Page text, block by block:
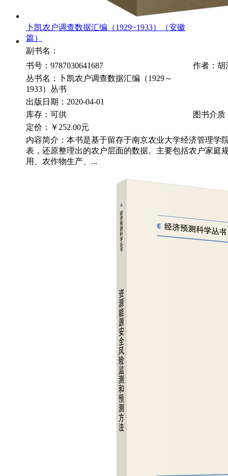
卜凯农户调查数据汇编（1929~1933）（安徽
篇）
副书名：
书号：9787030641687
作者：胡
丛书名：卜凯农户调查数据汇编（1929～
1933）丛书
出版日期：2020-04-01
库存：可供
图书介质
定价：
￥252.00元
内容简介：本书是基于留存于南京农业大学经济管理学
表，还原整理出的农户层面的数据。主要包括农户家庭
用、农作物生产、...